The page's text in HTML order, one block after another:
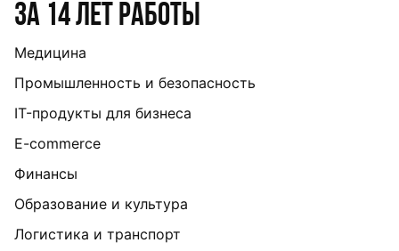
за 14 лет работы
Медицина
Промышленность и безопасность
IT-продукты для бизнеса
E-commerce
Финансы
Образование и культура
Логистика и транспорт